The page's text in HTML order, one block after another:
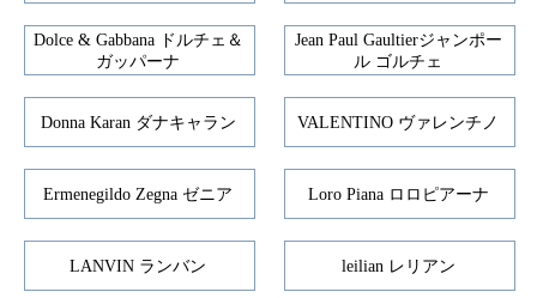
Dolce & Gabbana ドルチェ＆
ガッパーナ
Jean Paul Gaultierジャンポー
ル ゴルチェ
Donna Karan ダナキャラン VALENTINO ヴァレンチノ
Ermenegildo Zegna ゼニア Loro Piana ロロピアーナ
LANVIN ランバン leilian レリアン